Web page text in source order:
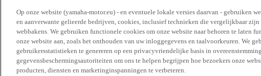
Op onze website (yamaha-motor.eu) - en eventuele lokale versies daarvan - gebruiken
en aanverwante gelieerde bedrijven, cookies, inclusief technieken die vergelijkbaar zijn
webbakens. We gebruiken functionele cookies om onze website naar behoren te laten
onze website aan, zoals het onthouden van uw inloggegevens en taalvoorkeuren. We
gebruikersstatistieken te genereren op een privacyvriendelijke basis in
gegevensbeschermingsautoriteiten om ons te helpen begrijpen hoe bezoekers onze
producten, diensten en marketinginspanningen te verbeteren.